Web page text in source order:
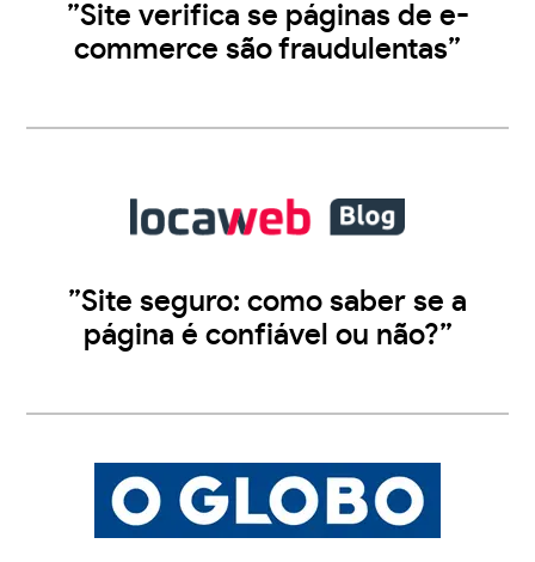
”Site verifica se páginas de e-
commerce são fraudulentas”
”Site seguro: como saber se a
página é confiável ou não?”